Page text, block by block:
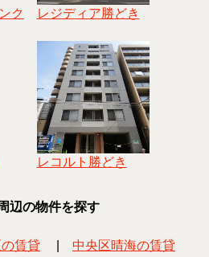
ク
レジディア勝どき
レコルト勝どき
辺の物件を探す
賃貸
中央区晴海の賃貸